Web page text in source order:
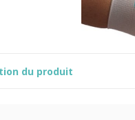
du produit